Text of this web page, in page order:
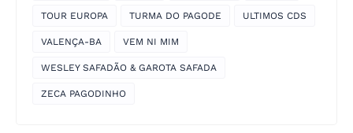
TOUR EUROPA TURMA DO PAGODE ULTIMOS CDS
VALENÇA-BA VEM NI MIM
WESLEY SAFADÃO & GAROTA SAFADA
ZECA PAGODINHO